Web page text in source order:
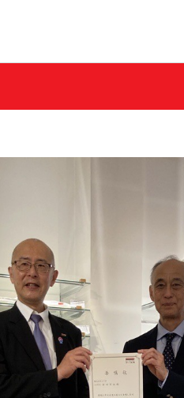
自然な寝姿勢を保つ
キャメル敷きパッド
有害物質の検査